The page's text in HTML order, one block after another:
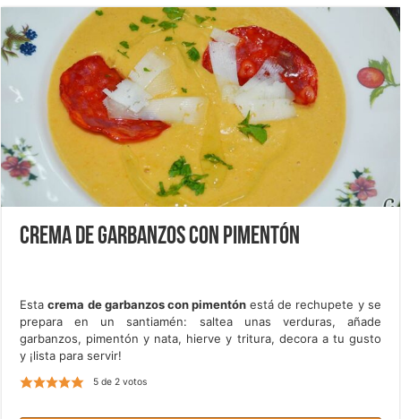
Crema de garbanzos con pimentón
Estacrema de garbanzos con pimentón está de rechupete y se
prepara en un santiamén: saltea unas verduras, añade
garbanzos, pimentón y nata, hierve y tritura, decora a tu gusto
y ¡lista para servir!
5de 2votos